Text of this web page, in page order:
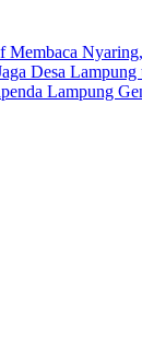
Desa
Lampung